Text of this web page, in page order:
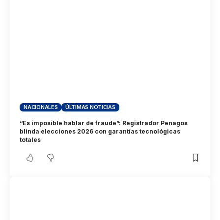
NACIONALES ÚLTIMAS NOTICIAS
“Es imposible hablar de fraude”: Registrador Penagos
blinda elecciones 2026 con garantías tecnológicas
totales